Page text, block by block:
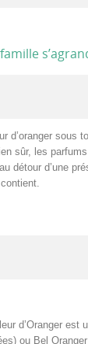
d’oranger sous
sûr, les
détour d’une
d’Oranger est
ou Bel